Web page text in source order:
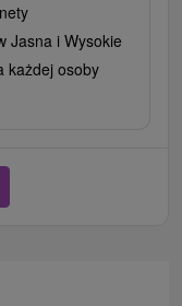
Jasna i Wysokie
każdej osoby